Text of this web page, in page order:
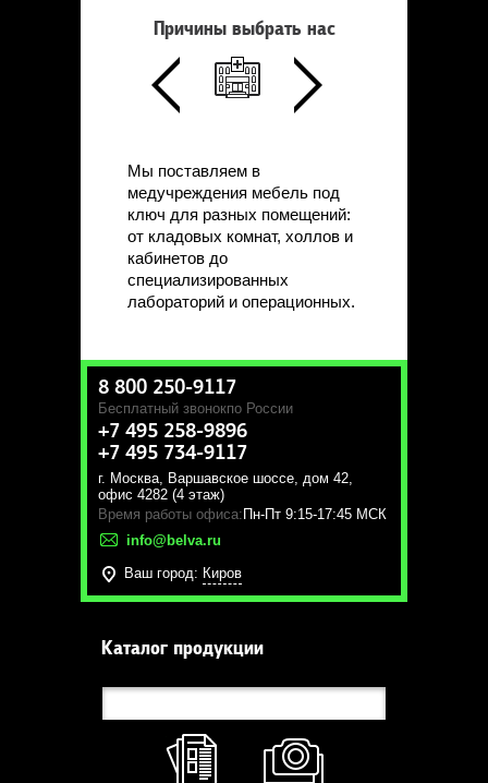
Причины выбрать нас
Мы поставляем в
медучреждения мебель под
ключ для разных помещений:
от кладовых комнат, холлов и
кабинетов до
специализированных
лабораторий и операционных.
8 800 250-9117
Бесплатный звонокпо России
+7 495 258-9896
+7 495 734-9117
г. Москва, Варшавское шоссе, дом 42,
офис 4282 (4 этаж)
Время работы офиса: Пн-Пт 9:15-17:45 МСК
info@belva.ru
Ваш город: Киров
Каталог продукции